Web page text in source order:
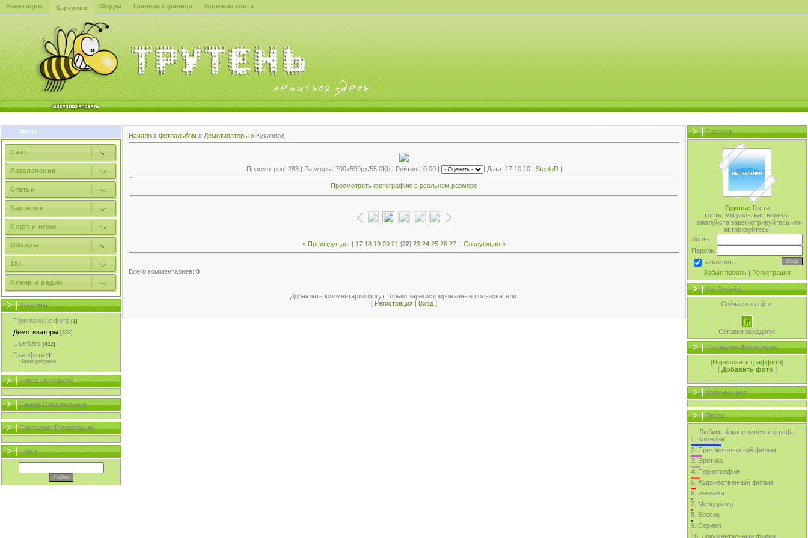
Навигация: Картинки Форум Главная страница Гостевая книга
Меню
Сайт
Развлечения
Статьи
Картинки
Софт и игры
Обзоры
18+
Плеер и радио
Альбомы
Присланные фото [1]
Демотиваторы [338]
Userbars [422]
Граффити [1]
Наши рисунки
Новое на Форуме
Самые Общительные
Последние Регистрации
Поиск
Начало » Фотоальбом » Демотиваторы » Кукловод
Просмотров: 283 | Размеры: 700x599px/55.0Kb | Рейтинг: 0.00 | | Дата: 17.10.10 | StepleR |
Просмотреть фотографию в реальном размере
« Предыдущая | 17 18 19 20 21 [22] 23 24 25 26 27 | Следующая »
Всего комментариев: 0
Добавлять комментарии могут только зарегистрированные пользователи.
[ Регистрация Вход ]
Профиль
Группа:Гости
Гость, мы рады вас видеть.
Пожалуйста зарегистрируйтесь или
авторизуйтесь!
Логин:
Пароль:
запомнить
Забыл пароль|Регистрация
Кто Онлайн
Сейчас на сайте:
Сегодня заходили:
Последние Фотографии
[Нарисовать граффити]
[Добавить фото ]
Комментарии
Опрос
Любимый жанр кинематографа
1.Комедия
2.Приключенческий фильм
3.Эротика
4.Порнография
5.Художественный фильм
6.Реклама
7.Мелодрама
8.Боевик
9.Сериал
10.Документальный фильм